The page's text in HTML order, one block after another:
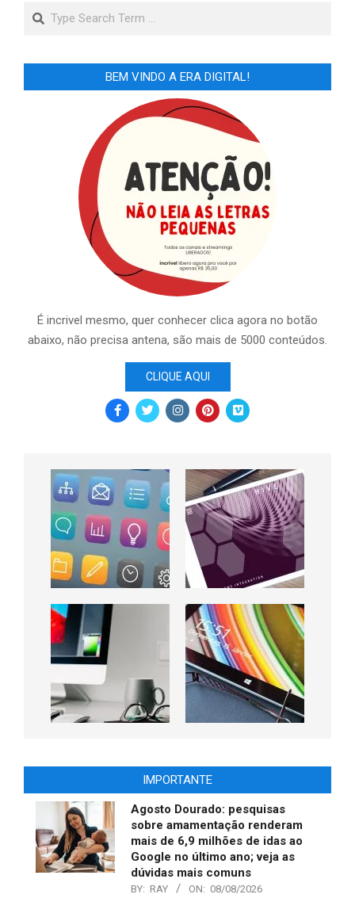
Search
BEM VINDO A ERA DIGITAL!
É incrivel mesmo, quer conhecer clica agora no botão
abaixo, não precisa antena, são mais de 5000 conteúdos.
CLIQUE AQUI
IMPORTANTE
Agosto Dourado: pesquisas
sobre amamentação renderam
mais de 6,9 milhões de idas ao
Google no último ano; veja as
dúvidas mais comuns
BY: RAY ON: 08/08/2026